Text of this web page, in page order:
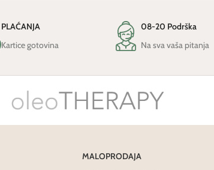
PLAĆANJA
Kartice gotovina
08-20 Podrška
Na sva vaša pitanja
MALOPRODAJA